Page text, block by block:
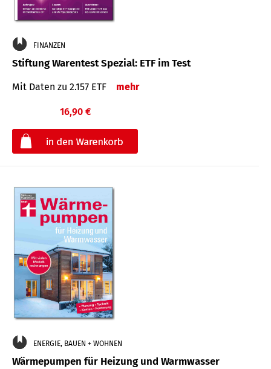
FINANZEN
Stiftung Warentest Spezial: ETF im Test
Mit Daten zu 2.157 ETF mehr
16,90 €
ENERGIE, BAUEN + WOHNEN
Wärmepumpen für Heizung und Warmwasser